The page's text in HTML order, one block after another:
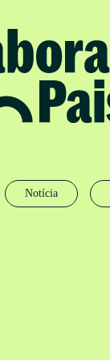
Notícia